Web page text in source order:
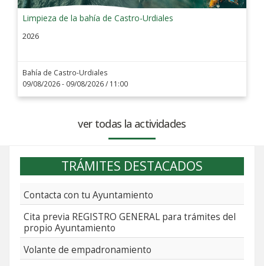
Limpieza de la bahía de Castro-Urdiales
2026
Bahía de Castro-Urdiales
09/08/2026 - 09/08/2026/ 11:00
ver todas la actividades
TRÁMITES DESTACADOS
Contacta con tu Ayuntamiento
Cita previa REGISTRO GENERAL para trámites del
propio Ayuntamiento
Volante de empadronamiento